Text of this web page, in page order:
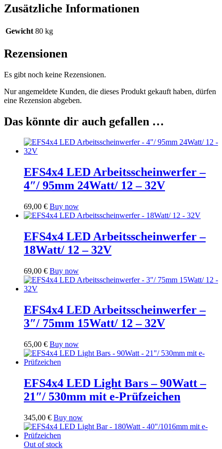
Zusätzliche Informationen
Gewicht 80 kg
Rezensionen
Es gibt noch keine Rezensionen.
Nur angemeldete Kunden, die dieses Produkt gekauft haben, dürfen
eine Rezension abgeben.
Das könnte dir auch gefallen …
EFS4x4 LED Arbeitsscheinwerfer –
4″/ 95mm 24Watt/ 12 – 32V
69,00 € Buy now
EFS4x4 LED Arbeitsscheinwerfer –
18Watt/ 12 – 32V
69,00 € Buy now
EFS4x4 LED Arbeitsscheinwerfer –
3″/ 75mm 15Watt/ 12 – 32V
65,00 € Buy now
EFS4x4 LED Light Bars – 90Watt –
21″/ 530mm mit e-Prüfzeichen
345,00 € Buy now
Out of stock